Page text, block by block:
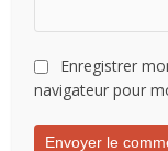
Enregistrer
navigateur pour